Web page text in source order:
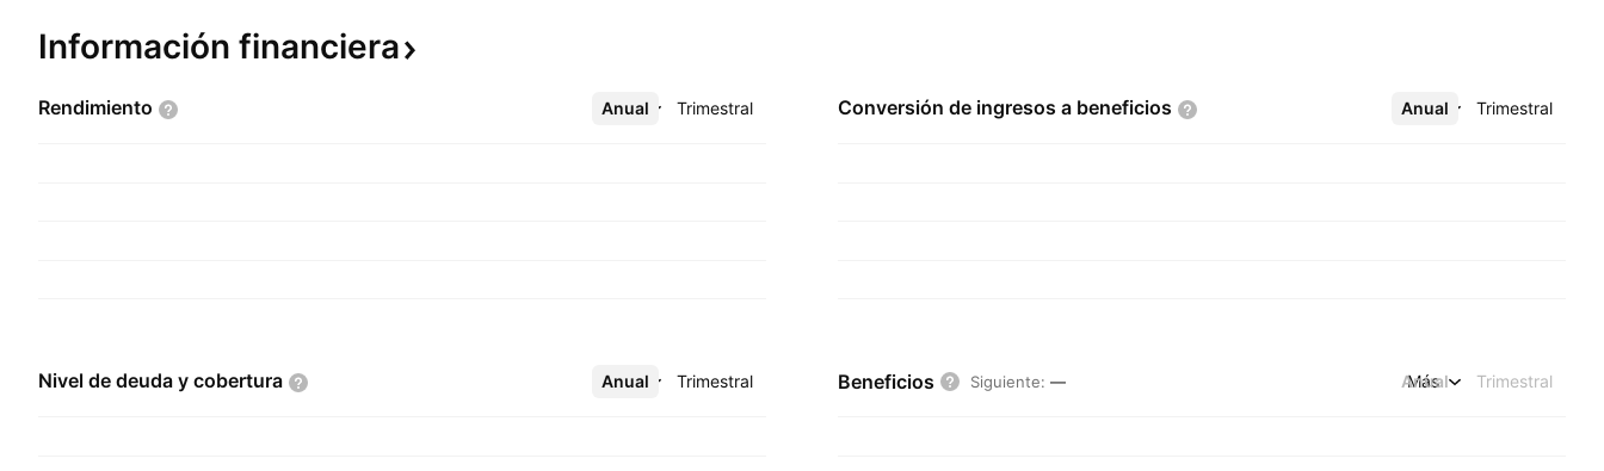
Información financiera
Rendimiento Anual Trimestral
Más Conversión de ingresos a beneficios Anual Trimestral
Más
Nivel de deuda y cobertura Anual Trimestral
Más Beneficios Siguiente: — Anual Trimestral
Más